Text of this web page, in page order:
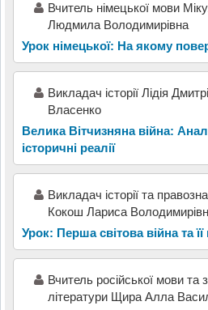
Вчитель німецької мови
Людмила Володимирівна
Урок німецької: На якому
Викладач історії Лідія
Власенко
Велика Вітчизняна війна:
історичні реалії
Викладач історії та
Кокош Лариса
Урок: Перша світова війна та її
Вчитель російської мови та
літератури Щира Алла